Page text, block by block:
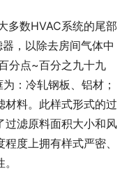
，以除去房间气体中
分点~百分之九十九
：冷轧钢板、铝材；
材料。此样式形式的过
过滤原料面积大小和风
度上拥有样式严密、